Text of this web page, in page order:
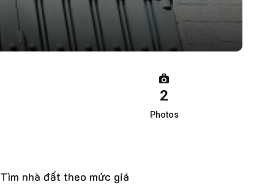
2
Photos
Tìm nhà đất theo mức giá